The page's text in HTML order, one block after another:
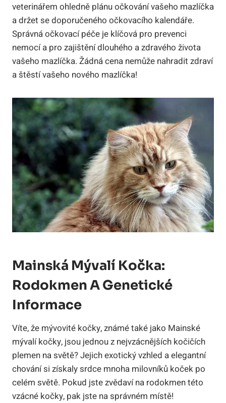
veterinářem ohledně plánu očkování vašeho mazlíčka
a držet se doporučeného očkovacího kalendáře.
Správná očkovací péče je klíčová pro prevenci
nemocí a pro zajištění dlouhého a zdravého života
vašeho mazlíčka. Žádná cena nemůže nahradit zdraví
a štěstí vašeho nového mazlíčka!
Mainská Mývalí Kočka:
Rodokmen A Genetické
Informace
Víte, že mývovité kočky, známé také jako Mainské
mývalí kočky, jsou jednou z nejvzácnějších kočičích
plemen na světě? Jejich exotický vzhled a elegantní
chování si získaly srdce mnoha milovníků koček po
celém světě. Pokud jste zvědaví na rodokmen této
vzácné kočky, pak jste na správném místě!